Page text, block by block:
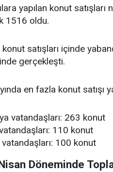
yapılan konut satışları
1516 oldu.
satışları içinde
gerçekleşti.
en fazla konut satışı
vatandaşları: 263 konut
110 konut
100 konut
Döneminde